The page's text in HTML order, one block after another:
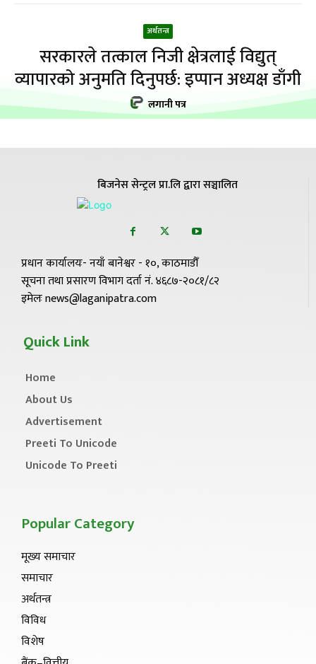
अर्थतन्त्र
सरकारले तत्काल निजी क्षेत्रलाई विद्युत्
व्यापारको अनुमति दिनुपर्छ: इप्पान अध्यक्ष डाँगी
लगानी पत्र
बिजनेस सेन्ट्रल प्रा.लि द्वारा सञ्चालित
प्रधान कार्यालयः- नयाँ बानेश्वर - १०, काठमाडौँ
सूचना तथा प्रसारण विभाग दर्ता नं. ४६८७-२०८१/८२
इमेलः news@laganipatra.com
Quick Link
Home
About Us
Advertisement
Preeti To Unicode
Unicode To Preeti
Popular Category
मूख्य समाचार
समाचार
अर्थतन्त्र
विविध
विशेष